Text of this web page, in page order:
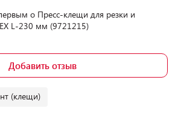
о Пресс-клещи для резки и
L-230 мм (9721215)
Добавить отзыв
(клещи)